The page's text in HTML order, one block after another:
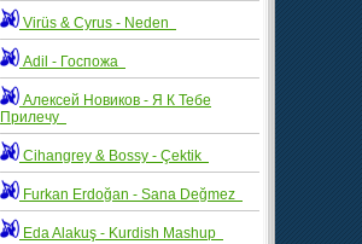
Virüs & Cyrus - Neden
Adil - Госпожа
Алексей Новиков - Я К Тебе
Прилечу
Cihangrey & Bossy - Çektik
Furkan Erdoğan - Sana Değmez
Eda Alakuş - Kurdish Mashup